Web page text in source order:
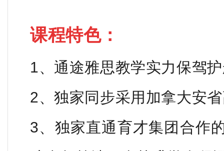
课程特色：
1、通途雅思教学实力保驾
2、独家同步采用加拿大安
3、独家直通育才集团合作